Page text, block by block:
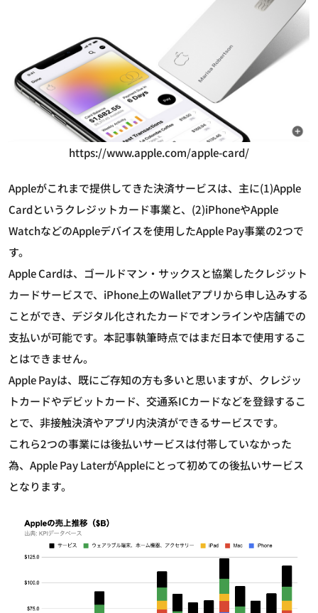
https://www.apple.com/apple-card/
Appleがこれまで提供してきた決済サービスは、主に(1)Apple
Cardというクレジットカード事業と、(2)iPhoneやApple
WatchなどのAppleデバイスを使用したApple Pay事業の2つで
す。
Apple Cardは、ゴールドマン・サックスと協業したクレジット
カードサービスで、iPhone上のWalletアプリから申し込みする
ことができ、デジタル化されたカードでオンラインや店舗での
支払いが可能です。本記事執筆時点ではまだ日本で使用するこ
とはできません。
Apple Payは、既にご存知の方も多いと思いますが、クレジッ
トカードやデビットカード、交通系ICカードなどを登録するこ
とで、非接触決済やアプリ内決済ができるサービスです。
これら2つの事業には後払いサービスは付帯していなかった
為、Apple Pay LaterがAppleにとって初めての後払いサービス
となります。